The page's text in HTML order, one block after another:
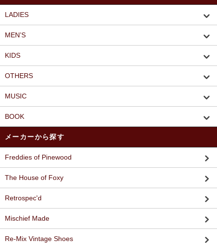
LADIES
MEN’S
KIDS
OTHERS
MUSIC
BOOK
メーカーから探す
Freddies of Pinewood
The House of Foxy
Retrospec'd
Mischief Made
Re-Mix Vintage Shoes